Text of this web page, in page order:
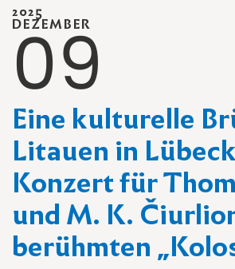
Eine kulturelle
Litauen in
Konzert für
und M. K.
berühmten
2025
DEZEMBER
09